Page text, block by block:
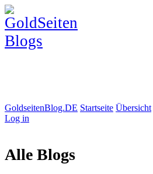
GoldseitenBlog.DE Startseite Übersicht
Log in
Alle Blogs